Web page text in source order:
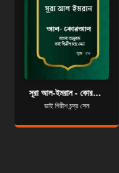
সূরা আল-ইমরান - কোরআন শরীফ বাংলা অনুবাদ - সূরা ৩
ভাই গিরীশ চন্দ্র সেন